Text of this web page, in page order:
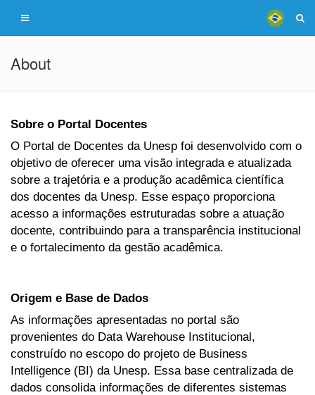
About
Sobre o Portal Docentes
O Portal de Docentes da Unesp foi desenvolvido com o
objetivo de oferecer uma visão integrada e atualizada
sobre a trajetória e a produção acadêmica científica
dos docentes da Unesp. Esse espaço proporciona
acesso a informações estruturadas sobre a atuação
docente, contribuindo para a transparência institucional
e o fortalecimento da gestão acadêmica.
Origem e Base de Dados
As informações apresentadas no portal são
provenientes do Data Warehouse Institucional,
construído no escopo do projeto de Business
Intelligence (BI) da Unesp. Essa base centralizada de
dados consolida informações de diferentes sistemas